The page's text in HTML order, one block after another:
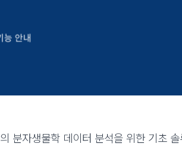
분자생물학 데이터 분석을 위한 기초